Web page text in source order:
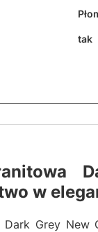
tak
w
Dark Grey